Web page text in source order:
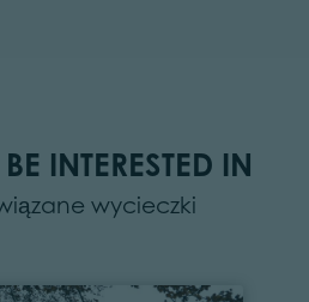
INTERESTED IN
wycieczki